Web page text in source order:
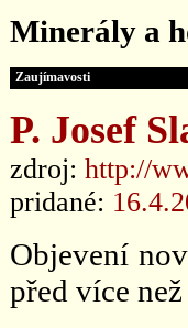
Minerály a
Zaujímavosti
P. Josef
zdroj: http://
pridané:
Objevení
před více